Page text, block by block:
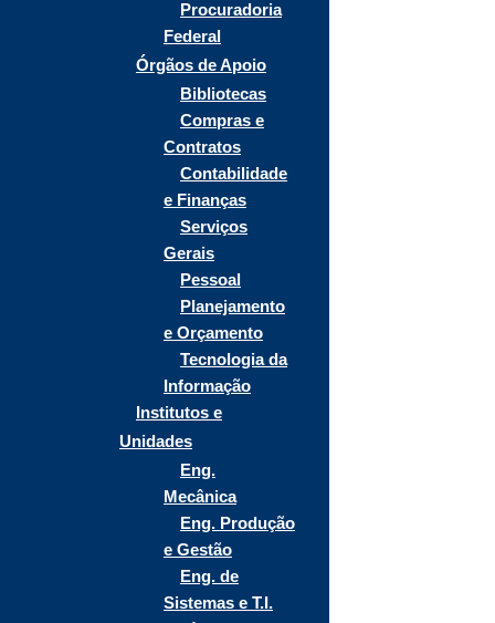
Procuradoria
Federal
Órgãos de Apoio
Bibliotecas
Compras e
Contratos
Contabilidade
e Finanças
Serviços
Gerais
Pessoal
Planejamento
e Orçamento
Tecnologia da
Informação
Institutos e
Unidades
Eng.
Mecânica
Eng. Produção
e Gestão
Eng. de
Sistemas e T.I.